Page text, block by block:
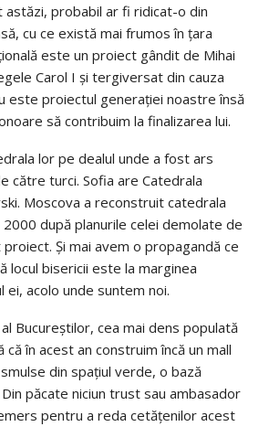
astăzi, probabil ar fi ridicat-o din
cu ce există mai frumos în țara
este un proiect gândit de Mihai
Carol I și tergiversat din cauza
este proiectul generației noastre însă
să contribuim la finalizarea lui.
lor pe dealul unde a fost ars
către turci. Sofia are Catedrala
Moscova a reconstruit catedrala
după planurile celei demolate de
Și mai avem o propagandă ce
locul bisericii este la marginea
ei, acolo unde suntem noi.
Bucureștilor, cea mai dens populată
că în acest an construim încă un mall
din spațiul verde, o bază
păcate niciun trust sau ambasador
pentru a reda cetățenilor acest